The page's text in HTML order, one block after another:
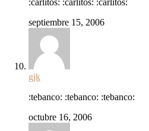
:carlitos: :carlitos: :carlitos:
septiembre 15, 2006
gjk
:tebanco: :tebanco: :tebanco:
octubre 16, 2006